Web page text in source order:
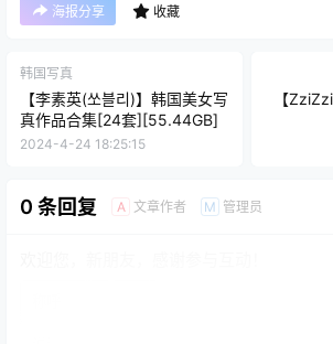
海报分享 收藏
韩国写真
【李素英(쏘블리)】韩国美女写
真作品合集[24套][55.44GB]
2024-4-24 18:25:15
【
0 条回复 A 文章作者 M 管理员